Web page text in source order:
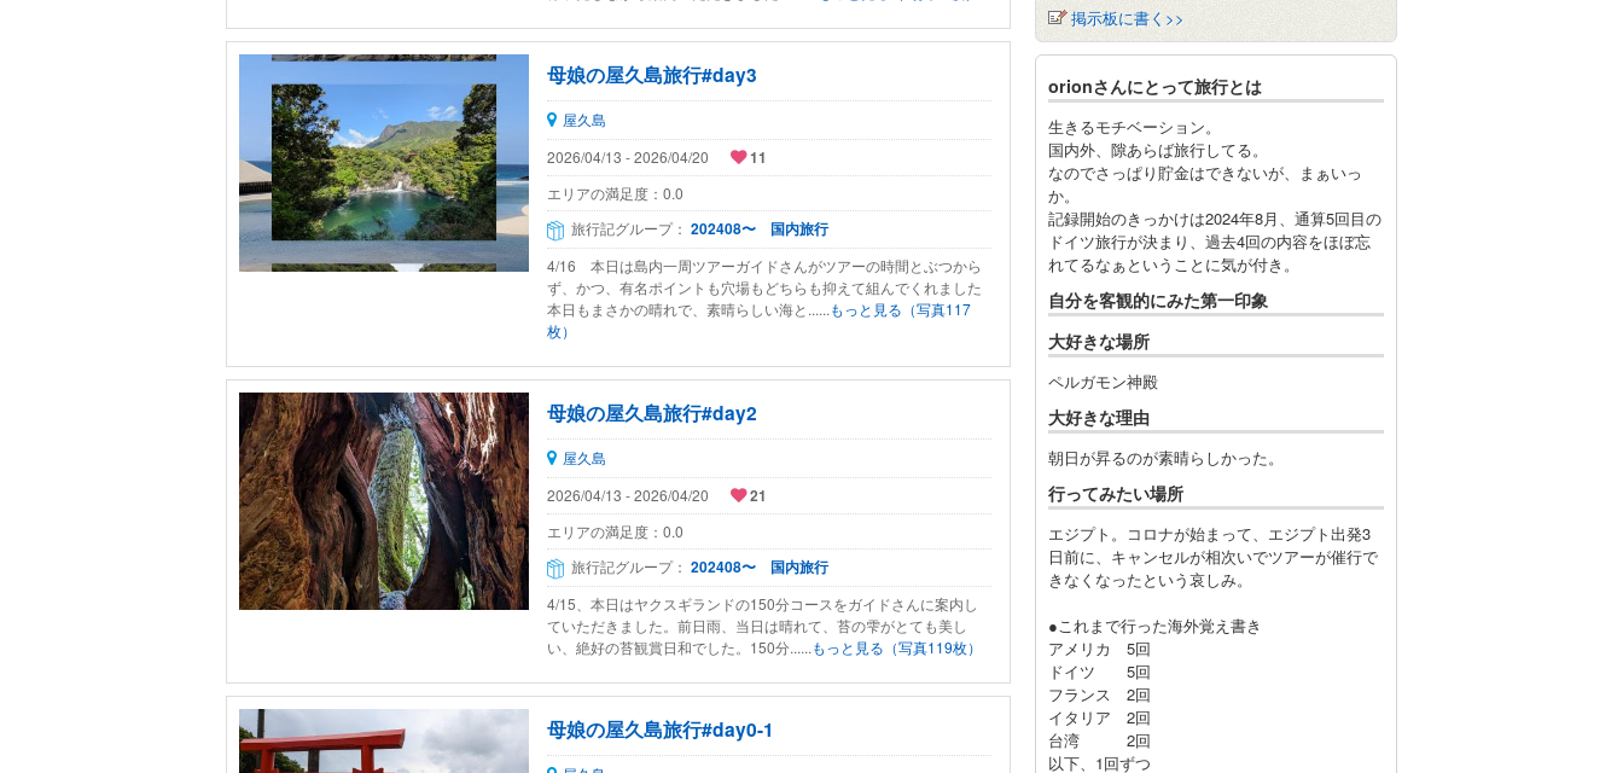
母娘の屋久島旅行#day3
屋久島
2026/04/13 - 2026/04/20
11
エリアの満足度： 0.0
旅行記グループ： 202408〜 国内旅行
4/16 本日は島内一周ツアーガイドさんがツアーの時間とぶつから
ず、かつ、有名ポイントも穴場もどちらも抑えて組んでくれました
本日もまさかの晴れで、素晴らしい海と......もっと見る（写真117
枚）
母娘の屋久島旅行#day2
屋久島
2026/04/13 - 2026/04/20
21
エリアの満足度： 0.0
旅行記グループ： 202408〜 国内旅行
4/15、本日はヤクスギランドの150分コースをガイドさんに案内し
ていただきました。前日雨、当日は晴れて、苔の雫がとても美し
い、絶好の苔観賞日和でした。150分......もっと見る（写真119枚）
母娘の屋久島旅行#day0-1
掲示板に書く>>
orionさんにとって旅行とは
生きるモチベーション。
国内外、隙あらば旅行してる。
なのでさっぱり貯金はできないが、まぁいっ
か。
記録開始のきっかけは2024年8月、通算5回目の
ドイツ旅行が決まり、過去4回の内容をほぼ忘
れてるなぁということに気が付き。
自分を客観的にみた第一印象
大好きな場所
ペルガモン神殿
大好きな理由
朝日が昇るのが素晴らしかった。
行ってみたい場所
エジプト。コロナが始まって、エジプト出発3
日前に、キャンセルが相次いでツアーが催行で
きなくなったという哀しみ。
●これまで行った海外覚え書き
アメリカ 5回
ドイツ 5回
フランス 2回
イタリア 2回
台湾 2回
以下、1回ずつ